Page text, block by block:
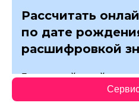
Рассчитать
по дате
расшифровкой
Бесплатный онлайн-
числа души по дате